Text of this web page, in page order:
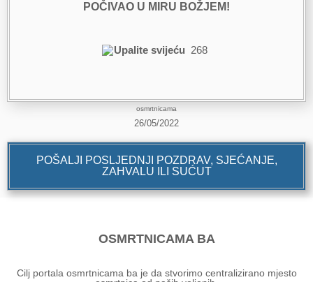
POČIVAO U MIRU BOŽJEM!
Upalite svijeću 268
osmrtnicama
26/05/2022
POŠALJI POSLJEDNJI POZDRAV, SJEĆANJE,
ZAHVALU ILI SUĆUT
OSMRTNICAMA BA
Cilj portala osmrtnicama ba je da stvorimo centralizirano mjesto